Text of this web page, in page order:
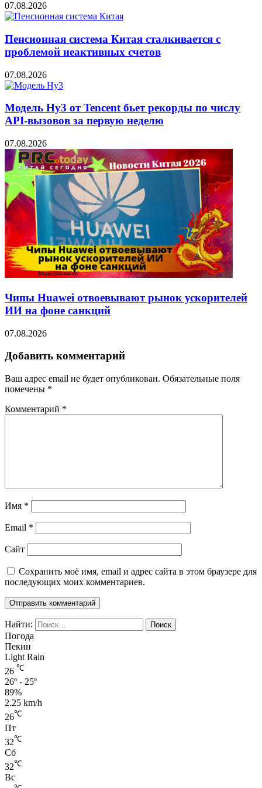
07.08.2026
Пенсионная система Китая сталкивается с
проблемой неактивных счетов
07.08.2026
Модель Hy3 от Tencent бьет рекорды по числу
API-вызовов за первую неделю
07.08.2026
Чипы Huawei отвоевывают рынок ускорителей
ИИ на фоне санкций
07.08.2026
Добавить комментарий
Ваш адрес email не будет опубликован. Обязательные поля
помечены *
Комментарий *
Имя *
Email *
Сайт
Сохранить моё имя, email и адрес сайта в этом браузере для
последующих моих комментариев.
Найти:
Погода
Пекин
Light Rain
26 ℃
26º - 25º
89%
2.25 km/h
26℃
Пт
32℃
Сб
32℃
Вс